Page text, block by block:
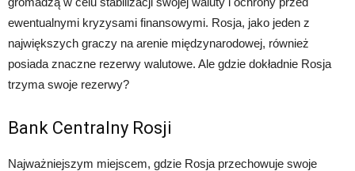
ewentualnymi kryzysami finansowymi. Rosja, jako jeden z
największych graczy na arenie międzynarodowej, również
posiada znaczne rezerwy walutowe. Ale gdzie dokładnie Rosja
trzyma swoje rezerwy?
Bank Centralny Rosji
Najważniejszym miejscem, gdzie Rosja przechowuje swoje